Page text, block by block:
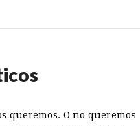
queremos. O no queremos